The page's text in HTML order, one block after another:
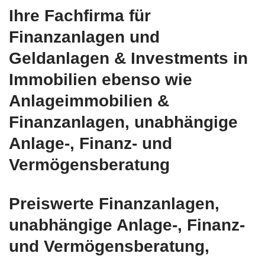
Ihre Fachfirma für
Finanzanlagen und
Geldanlagen & Investments in
Immobilien ebenso wie
Anlageimmobilien &
Finanzanlagen, unabhängige
Anlage-, Finanz- und
Vermögensberatung
Preiswerte Finanzanlagen,
unabhängige Anlage-, Finanz-
und Vermögensberatung,